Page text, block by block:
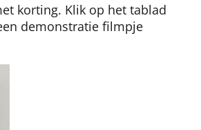
korting. Klik op het tablad
demonstratie filmpje